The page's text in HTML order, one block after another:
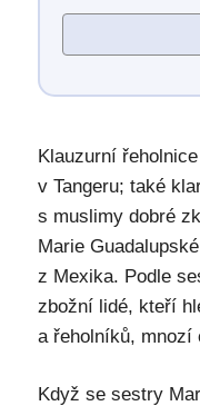
Klauzurní
v Tangeru; také
s muslimy dobré
Marie
z Mexika. Podle
zbožní lidé, kteří
a řeholníků, mnozí
Když se sestry